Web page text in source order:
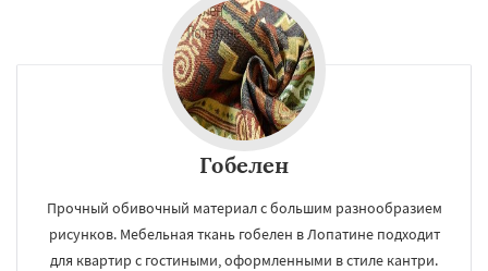
Гобелен
Прочный обивочный материал с большим разнообразием
рисунков. Мебельная ткань гобелен в Лопатине подходит
для квартир с гостиными, оформленными в стиле кантри.